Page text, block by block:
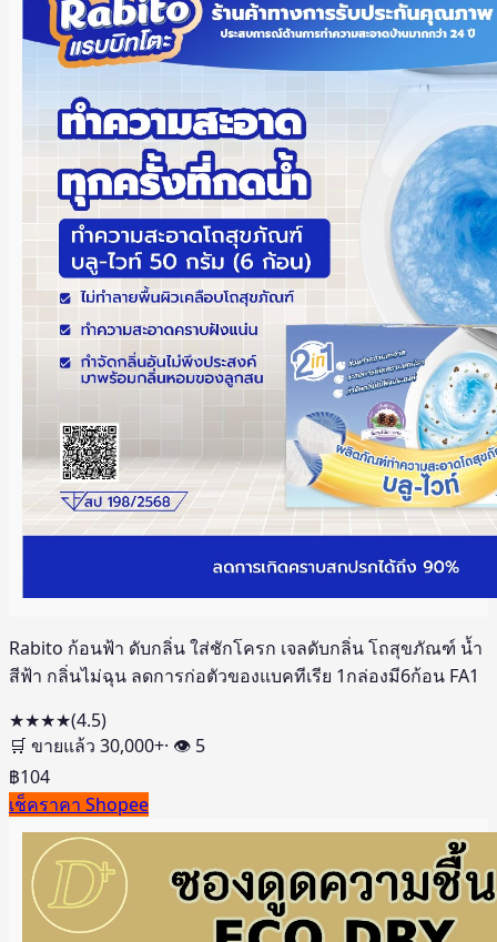
Rabito ก้อนฟ้า ดับกลิ่น ใส่ชักโครก เจลดับกลิ่น โถสุขภัณฑ์ น้ำ
สีฟ้า กลิ่นไม่ฉุน ลดการก่อตัวของแบคทีเรีย 1กล่องมี6ก้อน FA1
★★★★(4.5)
🛒 ขายแล้ว 30,000+· 👁 5
฿104
เช็คราคา Shopee